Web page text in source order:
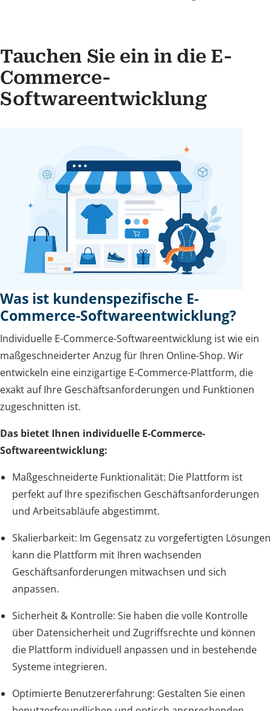
Tauchen Sie ein in die E-
Commerce-
Softwareentwicklung
Was ist kundenspezifische E-
Commerce-Softwareentwicklung?
Individuelle E-Commerce-Softwareentwicklung ist wie ein
maßgeschneiderter Anzug für Ihren Online-Shop. Wir
entwickeln eine einzigartige E-Commerce-Plattform, die
exakt auf Ihre Geschäftsanforderungen und Funktionen
zugeschnitten ist.
Das bietet Ihnen individuelle E-Commerce-
Softwareentwicklung:
Maßgeschneiderte Funktionalität: Die Plattform ist
perfekt auf Ihre spezifischen Geschäftsanforderungen
und Arbeitsabläufe abgestimmt.
Skalierbarkeit: Im Gegensatz zu vorgefertigten Lösungen
kann die Plattform mit Ihren wachsenden
Geschäftsanforderungen mitwachsen und sich
anpassen.
Sicherheit & Kontrolle: Sie haben die volle Kontrolle
über Datensicherheit und Zugriffsrechte und können
die Plattform individuell anpassen und in bestehende
Systeme integrieren.
Optimierte Benutzererfahrung: Gestalten Sie einen